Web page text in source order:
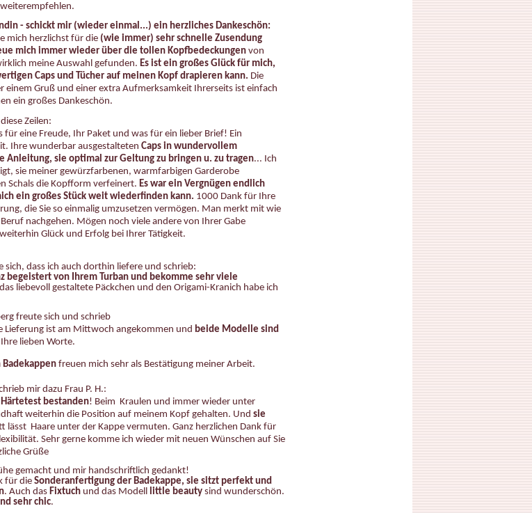
- schickt mir (wieder einmal...) ein herzliches Dankeschön:
mich herzlichst für die (wie immer) sehr schnelle Zusendung
mich immer wieder über die tollen Kopfbedeckungenvon
meine Auswahl gefunden. Es ist ein großes Glück für mich,
Caps und Tücher auf meinen Kopf drapieren kann. Die
einem Gruß und einer extra Aufmerksamkeit Ihrerseits ist einfach
ein großes Dankeschön.
Zeilen:
für eine Freude, Ihr Paket und was für ein lieber Brief! Ein
Ihre wunderbar ausgestalteten Caps in wundervollem
Anleitung, sie optimal zur Geltung zu bringen u. zu tragen... Ich
sie meiner gewürzfarbenen, warmfarbigen Garderobe
Schals die Kopfform verfeinert. Es war ein Vergnügen endlich
ein großes Stück weit wiederfinden kann. 1000 Dank für Ihre
die Sie so einmalig umzusetzen vermögen. Man merkt mit wie
nachgehen. Mögen noch viele andere von Ihrer Gabe
Glück und Erfolg bei Ihrer Tätigkeit.
sich, dass ich auch dorthin liefere und schrieb:
begeistert von Ihrem Turban und bekomme sehr viele
liebevoll gestaltete Päckchen und den Origami-Kranich habe ich
freute sich und schrieb
Lieferung ist am Mittwoch angekommen und beide Modelle sind
lieben Worte.
Badekappen freuen mich sehr als Bestätigung meiner Arbeit.
mir dazu Frau P. H.:
bestanden! Beim Kraulen und immer wieder unter
weiterhin die Position auf meinem Kopf gehalten. Und sie
lässt Haare unter der Kappe vermuten. Ganz herzlichen Dank für
Sehr gerne komme ich wieder mit neuen Wünschen auf Sie
Grüße
gemacht und mir handschriftlich gedankt!
für dieSonderanfertigung der Badekappe, sie sitzt perfekt und
. Auch das Fixtuch und das Modell little beauty sind wunderschön.
sehr chic.